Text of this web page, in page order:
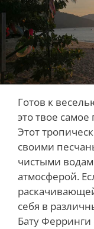
Готов к
это твое
Этот
своими
чистыми
атмосферой.
себя в
Бату Ферринги